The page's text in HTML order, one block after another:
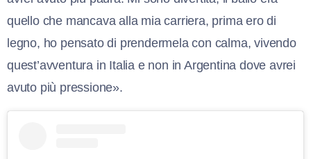
quello che mancava alla mia carriera, prima ero di
legno, ho pensato di prendermela con calma, vivendo
quest’avventura in Italia e non in Argentina dove avrei
avuto più pressione».